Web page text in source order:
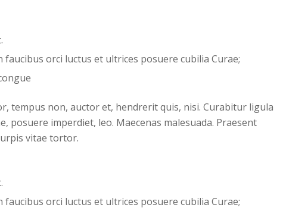
orci luctus et ultrices posuere cubilia Curae;
tempus non, auctor et, hendrerit quis, nisi. Curabitur ligula
posuere imperdiet, leo. Maecenas malesuada. Praesent
vitae tortor.
orci luctus et ultrices posuere cubilia Curae;